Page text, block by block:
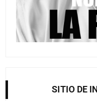
SITIO DE